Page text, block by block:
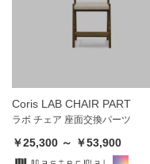
Coris LAB CHAIR PART
ラボ チェア 座面交換パーツ
￥25,300 ～ ￥53,900